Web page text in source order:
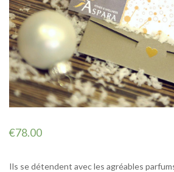
€78.00
Ils se détendent avec les agréables